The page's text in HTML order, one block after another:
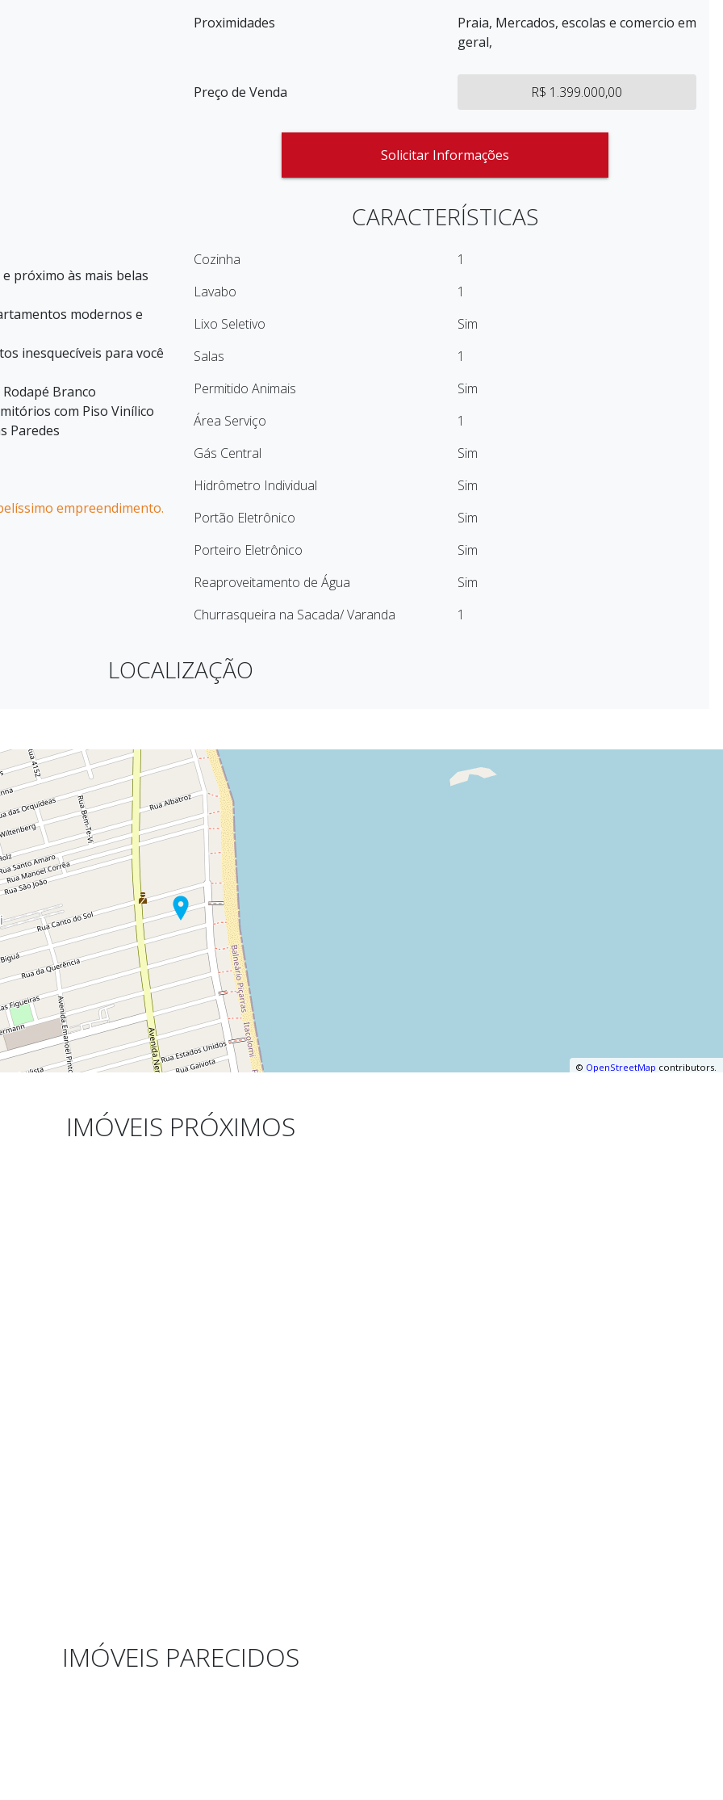
Proximidades
Praia, Mercados, escolas e comercio em
geral,
Preço de Venda R$ 1.399.000,00
Solicitar Informações
próximo às mais belas
modernos e
inesquecíveis para você
Branco
com Piso Vinílico
Paredes
empreendimento.
CARACTERÍSTICAS
Cozinha
1
Lavabo
1
Lixo Seletivo
Sim
Salas
1
Permitido Animais
Sim
Área Serviço
1
Gás Central
Sim
Hidrômetro Individual
Sim
Portão Eletrônico
Sim
Porteiro Eletrônico
Sim
Reaproveitamento de Água
Sim
Churrasqueira na Sacada/ Varanda
1
LOCALIZAÇÃO
© OpenStreetMap contributors.
IMÓVEIS PRÓXIMOS
IMÓVEIS PARECIDOS